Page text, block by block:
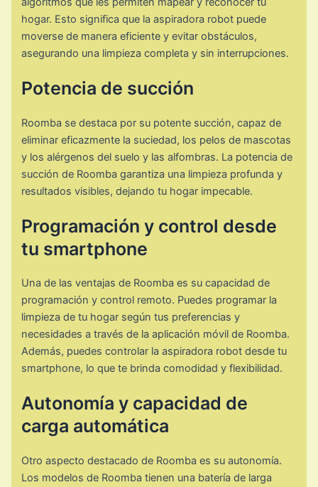
hogar. Esto significa que la aspiradora robot puede
moverse de manera eficiente y evitar obstáculos,
asegurando una limpieza completa y sin interrupciones.
Potencia de succión
Roomba se destaca por su potente succión, capaz de
eliminar eficazmente la suciedad, los pelos de mascotas
y los alérgenos del suelo y las alfombras. La potencia de
succión de Roomba garantiza una limpieza profunda y
resultados visibles, dejando tu hogar impecable.
Programación y control desde
tu smartphone
Una de las ventajas de Roomba es su capacidad de
programación y control remoto. Puedes programar la
limpieza de tu hogar según tus preferencias y
necesidades a través de la aplicación móvil de Roomba.
Además, puedes controlar la aspiradora robot desde tu
smartphone, lo que te brinda comodidad y flexibilidad.
Autonomía y capacidad de
carga automática
Otro aspecto destacado de Roomba es su autonomía.
Los modelos de Roomba tienen una batería de larga